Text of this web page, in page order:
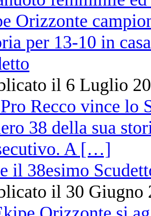
Orizzonte
per 13-10 in
il 6 Luglio
il 38esimo
il 30 Giugno